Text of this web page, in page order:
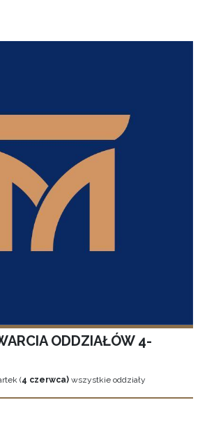
ODDZIAŁÓW 4-
(4 czerwca) wszystkie oddziały